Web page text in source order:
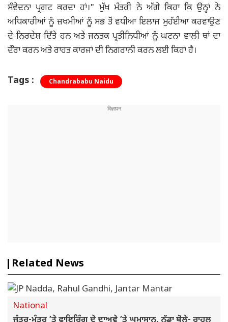
ਸੰਵੇਦਨਾ ਪ੍ਰਗਟ ਕਰਦਾ ਹਾਂ।" ਮੁੱਖ ਮੰਤਰੀ ਨੇ ਅੱਗੇ ਕਿਹਾ ਕਿ ਉਨ੍ਹਾਂ ਨੇ
ਅਧਿਕਾਰੀਆਂ ਨੂੰ ਜ਼ਖਮੀਆਂ ਨੂੰ ਸਭ ਤੋਂ ਵਧੀਆ ਇਲਾਜ ਮੁਹੱਈਆ ਕਰਵਾਉਣ
ਦੇ ਨਿਰਦੇਸ਼ ਦਿੱਤੇ ਹਨ ਅਤੇ ਜਨਤਕ ਪ੍ਰਤੀਨਿਧੀਆਂ ਨੂੰ ਘਟਨਾ ਵਾਲੀ ਥਾਂ ਦਾ
ਦੌਰਾ ਕਰਨ ਅਤੇ ਰਾਹਤ ਕਾਰਜਾਂ ਦੀ ਨਿਗਰਾਨੀ ਕਰਨ ਲਈ ਕਿਹਾ ਹੈ।
Tags : Chandrababu Naidu
Related News
National